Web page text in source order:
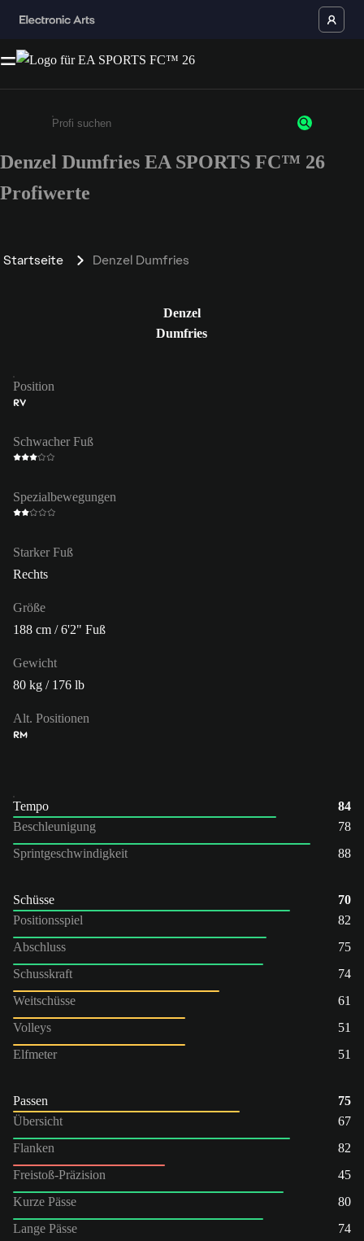
Gib mindestens 3 Zeichen oder Ziffern ein
Denzel Dumfries EA SPORTS FC™ 26
Profiwerte
Startseite Denzel Dumfries
Denzel
Dumfries
Position
RV
Schwacher Fuß
Spezialbewegungen
Starker Fuß
Rechts
Größe
188 cm / 6'2" Fuß
Gewicht
80 kg / 176 lb
Alt. Positionen
RM
Tempo
84
Beschleunigung
78
Sprintgeschwindigkeit
88
Schüsse
70
Positionsspiel
82
Abschluss
75
Schusskraft
74
Weitschüsse
61
Volleys
51
Elfmeter
51
Passen
75
Übersicht
67
Flanken
82
Freistoß-Präzision
45
Kurze Pässe
80
Lange Pässe
74